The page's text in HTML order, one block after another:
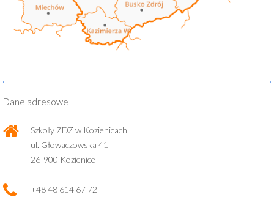
Dane adresowe
Szkoły ZDZ w Kozienicach
ul. Głowaczowska 41
26-900 Kozienice
+48 48 614 67 72